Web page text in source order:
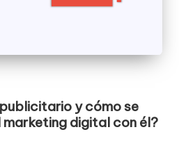
y cómo se
digital con él?